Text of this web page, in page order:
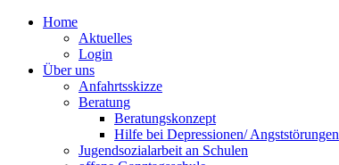
Home
Aktuelles
Login
Über uns
Anfahrtsskizze
Beratung
Beratungskonzept
Hilfe bei Depressionen/ Angststörungen
Jugendsozialarbeit an Schulen